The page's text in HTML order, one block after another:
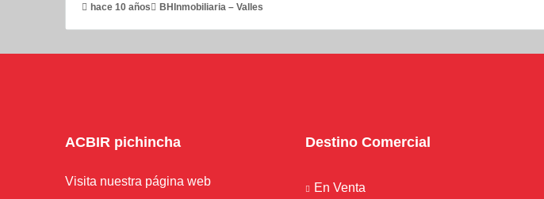
hace 10 años BHInmobiliaria – Valles
ACBIR pichincha
Visita nuestra página web
Destino Comercial
En Venta